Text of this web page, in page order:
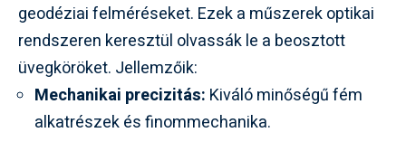
geodéziai felméréseket. Ezek a műszerek optikai
rendszeren keresztül olvassák le a beosztott
üvegköröket. Jellemzőik:
Mechanikai precizitás: Kiváló minőségű fém
alkatrészek és finommechanika.